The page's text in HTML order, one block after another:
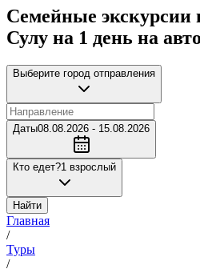
Семейные экскурсии
Сулу на 1 день на
Выберите город отправления
Даты08.08.2026 - 15.08.2026
Кто едет?1 взрослый
Найти
Главная
/
Туры
/